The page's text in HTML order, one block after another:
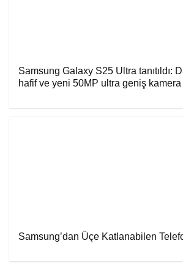
Samsung Galaxy S25 Ultra tanıtıldı:
hafif ve yeni 50MP ultra geniş kamera
Samsung’dan Üçe Katlanabilen